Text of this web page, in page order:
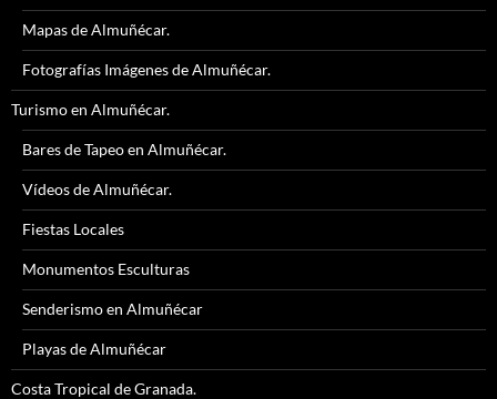
Mapas de Almuñécar.
Fotografías Imágenes de Almuñécar.
Turismo en Almuñécar.
Bares de Tapeo en Almuñécar.
Vídeos de Almuñécar.
Fiestas Locales
Monumentos Esculturas
Senderismo en Almuñécar
Playas de Almuñécar
Costa Tropical de Granada.